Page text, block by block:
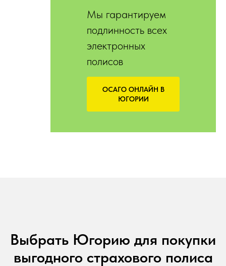
Мы гарантируем
подлинность всех
электронных
полисов
ОСАГО ОНЛАЙН В
ЮГОРИИ
Выбрать Югорию для покупки
выгодного страхового полиса